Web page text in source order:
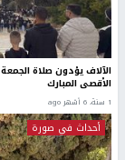
الآلاف يؤدون صلاة
الأقصى المبارك
1 سنة، 6 أشهر ago
أحداث في صورة